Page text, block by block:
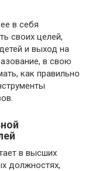
в себя
своих целей,
и выход на
в свою
как правильно
в высших
должностях,